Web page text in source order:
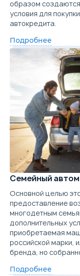
Цена от
1 269 900
образом
условия для
автокредита.
Подробнее
Семейный
Основной целью
предоставление
многодетным
дополнительных
приобретаемая
российской марки,
бренда, но
Подробнее